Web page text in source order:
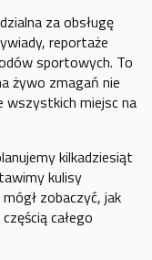
za obsługę
reportaże
sportowych. To
żywo zmagań nie
wszystkich miejsc na
kilkadziesiąt
kulisy
zobaczyć, jak
całego